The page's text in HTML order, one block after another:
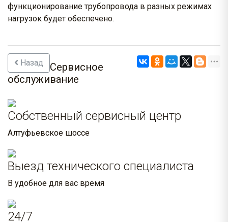
функционирование трубопровода в разных режимах
нагрузок будет обеспечено.
Назад
Сервисное
обслуживание
Собственный сервисный центр
Алтуфьевское шоссе
Выезд технического специалиста
В удобное для вас время
24/7